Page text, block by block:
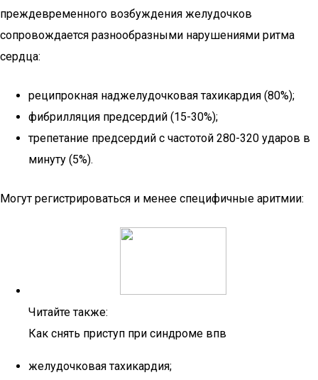
преждевременного возбуждения желудочков
сопровождается разнообразными нарушениями ритма
сердца:
реципрокная наджелудочковая тахикардия (80%);
фибрилляция предсердий (15-30%);
трепетание предсердий с частотой 280-320 ударов в
минуту (5%).
Могут регистрироваться и менее специфичные аритмии:
Читайте также:
Как снять приступ при синдроме впв
желудочковая тахикардия;